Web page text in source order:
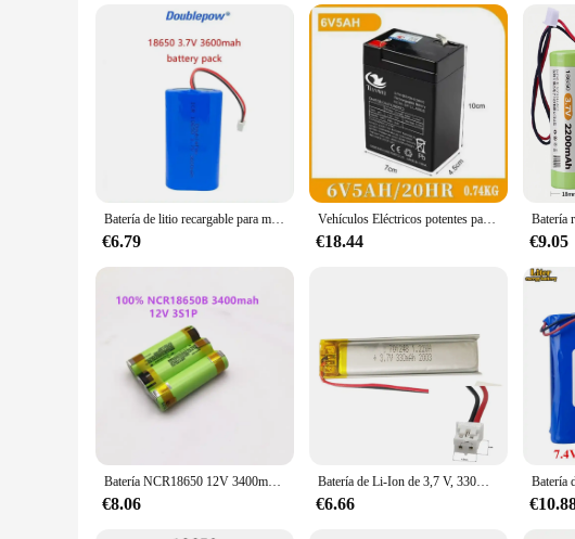
choice for bulk purchases. Its sets are perfect for those looking to stock
source batteries for your products or an individual in need of a reliable
Batería de litio recargable para megáfono, Placa de protección para altavoz, 3,7 V, 18650, 3600/5200mAh
€6.79
Vehículos Eléctricos potentes para niños, coches de juguete, motocicletas, Cochecitos de bebé, batería de 6V, 5Ah, 8Ah, 10Ah,12Ah,12V, 5Ah, 7Ah, 8Ah,12Ah
€18.44 €9.05
Batería NCR18650 12V 3400mAh 30amps para destornillador de 12V batería soldadura tira de soldadura 3S 3S1P 12V paquete de batería (personalizado)
€8.06
Batería de Li-Ion de 3,7 V, 330Mah, 701248, li-polímero, 2,0, JST, 2 pines, para juguetes eléctricos, ordenador portátil, energía de carga móvil, tableta GPS
€6.66